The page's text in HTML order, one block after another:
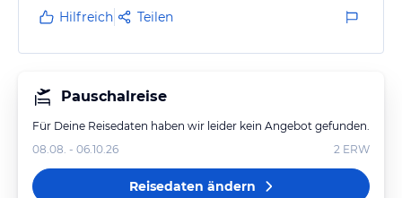
Außerdem bei den Studios, Appartments und auch
Hilfreich Teilen
Pauschalreise
Für Deine Reisedaten haben wir leider kein Angebot gefunden.
08.08. - 06.10.26
2 ERW
Reisedaten ändern